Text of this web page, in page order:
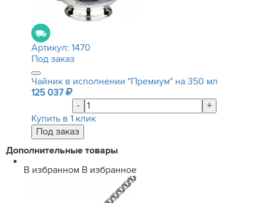
Артикул: 1470
Под заказ
Чайник в исполнении "Премиум" на 350 мл
125 037
-
+
Купить в 1 клик
Дополнительные товары
В избранном В избранное